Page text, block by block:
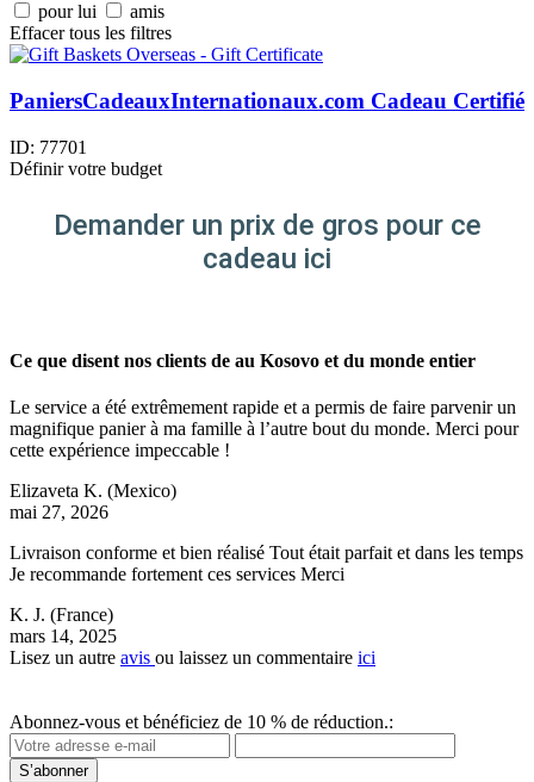
pour lui
amis
Effacer tous les filtres
PaniersCadeauxInternationaux.com Cadeau Certifié
ID: 77701
Définir votre budget
Demander un prix de gros pour ce
cadeau ici
Ce que disent nos clients de au Kosovo et du monde entier
Le service a été extrêmement rapide et a permis de faire parvenir un
magnifique panier à ma famille à l’autre bout du monde. Merci pour
cette expérience impeccable !
Elizaveta K. (Mexico)
mai 27, 2026
Livraison conforme et bien réalisé Tout était parfait et dans les temps
Je recommande fortement ces services Merci
K. J. (France)
mars 14, 2025
Lisez un autre avis ou laissez un commentaire ici
Abonnez-vous et bénéficiez de 10 % de réduction.:
S’abonner